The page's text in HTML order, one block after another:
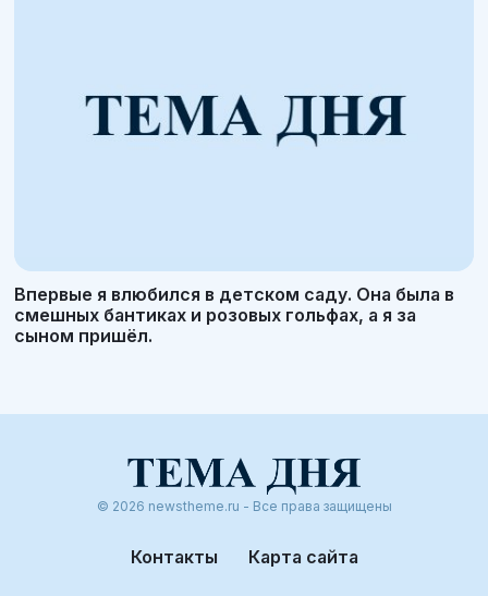
Впервые я влюбился в детском саду. Она была в
смешных бантиках и розовых гольфах, а я за
сыном пришёл.
© 2026 newstheme.ru - Все права защищены
Контакты Карта сайта